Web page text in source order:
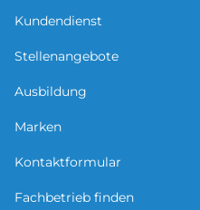
Kundendienst
Stellenangebote
Ausbildung
Marken
Kontaktformular
Fachbetrieb finden